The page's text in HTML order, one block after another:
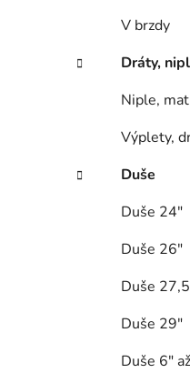
V brzdy
Dráty,
Niple,
Výplety,
Duše
Duše 24"
Duše 26"
Duše
Duše 29"
Duše 6"